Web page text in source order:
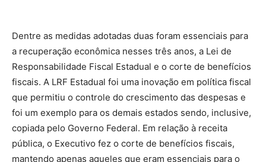
Dentre as medidas adotadas duas foram essenciais para
a recuperação econômica nesses três anos, a Lei de
Responsabilidade Fiscal Estadual e o corte de benefícios
fiscais. A LRF Estadual foi uma inovação em política fiscal
que permitiu o controle do crescimento das despesas e
foi um exemplo para os demais estados sendo, inclusive,
copiada pelo Governo Federal. Em relação à receita
pública, o Executivo fez o corte de benefícios fiscais,
mantendo apenas aqueles que eram essenciais para o